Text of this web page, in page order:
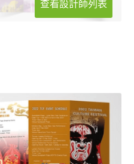
查看設計師列表